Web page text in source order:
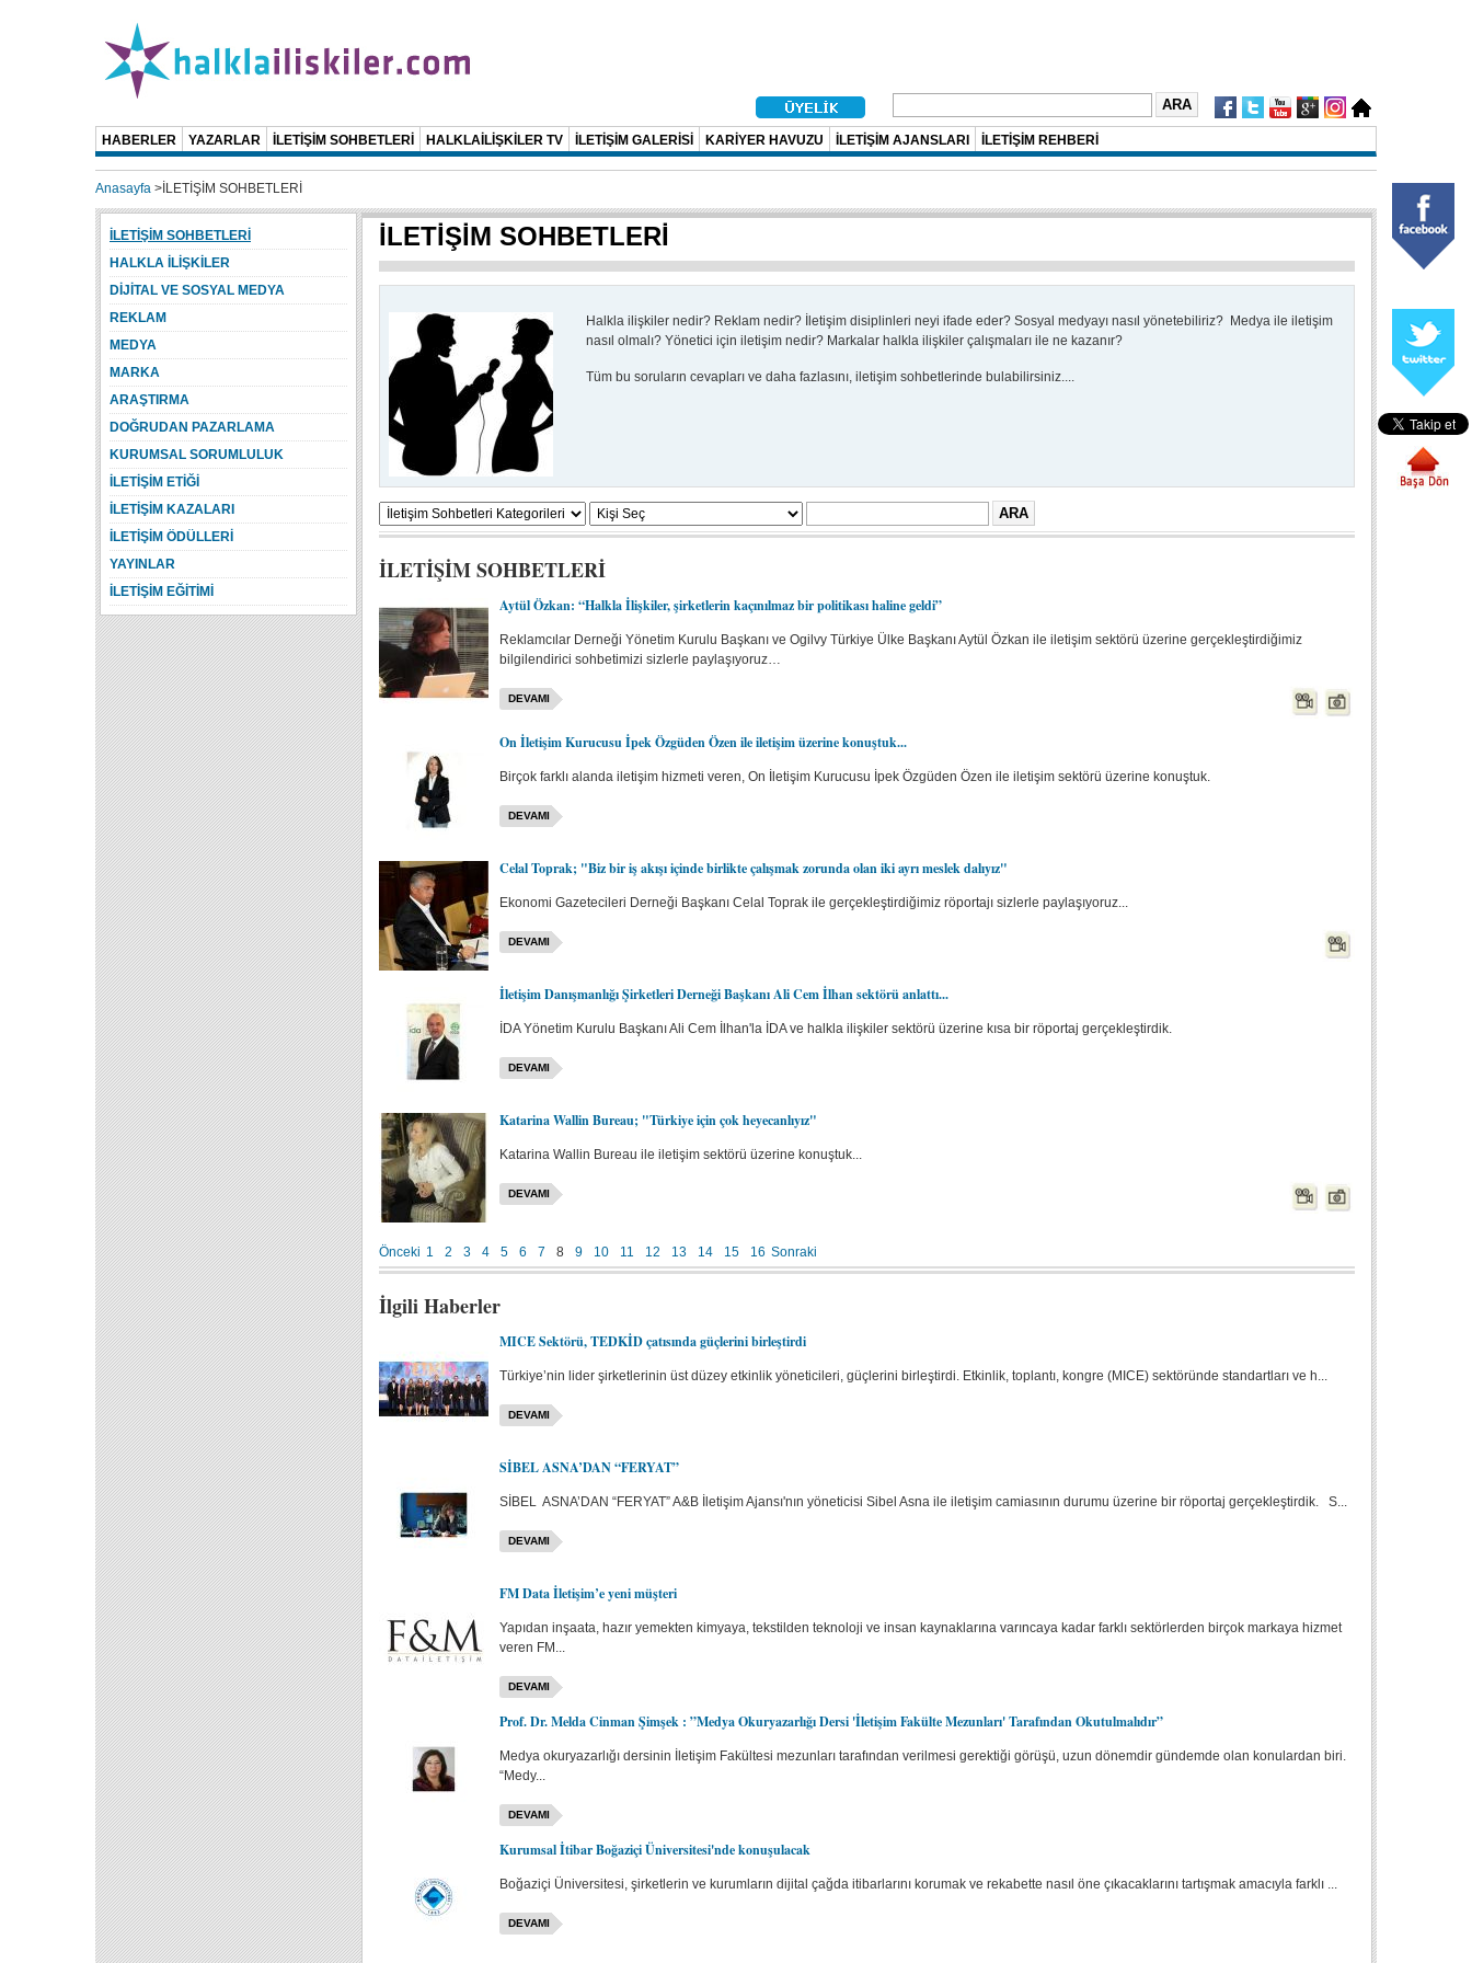
HABERLER YAZARLAR İLETİŞİM SOHBETLERİ HALKLAİLİŞKİLER TV İLETİŞİM GALERİSİ KARİYER HAVUZU İLETİŞİM AJANSLARI İLETİŞİM REHBERİ
Anasayfa > İLETİŞİM SOHBETLERİ
İLETİŞİM SOHBETLERİ
Halkla ilişkiler nedir? Reklam nedir? İletişim disiplinleri neyi ifade eder? Sosyal medyayı nasıl yönetebiliriz? Medya ile iletişim
nasıl olmalı? Yönetici için iletişim nedir? Markalar halkla ilişkiler çalışmaları ile ne kazanır?
Tüm bu soruların cevapları ve daha fazlasını, iletişim sohbetlerinde bulabilirsiniz....
İLETİŞİM SOHBETLERİ
Aytül Özkan: “Halkla İlişkiler, şirketlerin kaçınılmaz bir politikası haline geldi”
Reklamcılar Derneği Yönetim Kurulu Başkanı ve Ogilvy Türkiye Ülke Başkanı Aytül Özkan ile iletişim sektörü üzerine gerçekleştirdiğimiz
bilgilendirici sohbetimizi sizlerle paylaşıyoruz…
DEVAMI
On İletişim Kurucusu İpek Özgüden Özen ile iletişim üzerine konuştuk...
Birçok farklı alanda iletişim hizmeti veren, On İletişim Kurucusu İpek Özgüden Özen ile iletişim sektörü üzerine konuştuk.
DEVAMI
Celal Toprak; "Biz bir iş akışı içinde birlikte çalışmak zorunda olan iki ayrı meslek dalıyız"
Ekonomi Gazetecileri Derneği Başkanı Celal Toprak ile gerçekleştirdiğimiz röportajı sizlerle paylaşıyoruz...
DEVAMI
İletişim Danışmanlığı Şirketleri Derneği Başkanı Ali Cem İlhan sektörü anlattı...
İDA Yönetim Kurulu Başkanı Ali Cem İlhan'la İDA ve halkla ilişkiler sektörü üzerine kısa bir röportaj gerçekleştirdik.
DEVAMI
Katarina Wallin Bureau; "Türkiye için çok heyecanlıyız"
Katarina Wallin Bureau ile iletişim sektörü üzerine konuştuk...
DEVAMI
Önceki 1 2 3 4 5 6 7 8 9 10 11 12 13 14 15 16 Sonraki
İlgili Haberler
MICE Sektörü, TEDKİD çatısında güçlerini birleştirdi
Türkiye’nin lider şirketlerinin üst düzey etkinlik yöneticileri, güçlerini birleştirdi. Etkinlik, toplantı, kongre (MICE) sektöründe standartları ve h...
DEVAMI
SİBEL ASNA’DAN “FERYAT”
SİBEL ASNA’DAN “FERYAT” A&B İletişim Ajansı'nın yöneticisi Sibel Asna ile iletişim camiasının durumu üzerine bir röportaj gerçekleştirdik. S...
DEVAMI
FM Data İletişim’e yeni müşteri
Yapıdan inşaata, hazır yemekten kimyaya, tekstilden teknoloji ve insan kaynaklarına varıncaya kadar farklı sektörlerden birçok markaya hizmet
veren FM...
DEVAMI
Prof. Dr. Melda Cinman Şimşek : ”Medya Okuryazarlığı Dersi 'İletişim Fakülte Mezunları' Tarafından Okutulmalıdır”
Medya okuryazarlığı dersinin İletişim Fakültesi mezunları tarafından verilmesi gerektiği görüşü, uzun dönemdir gündemde olan konulardan biri.
“Medy...
DEVAMI
Kurumsal İtibar Boğaziçi Üniversitesi'nde konuşulacak
Boğaziçi Üniversitesi, şirketlerin ve kurumların dijital çağda itibarlarını korumak ve rekabette nasıl öne çıkacaklarını tartışmak amacıyla farklı ...
DEVAMI
İLETİŞİM SOHBETLERİ
HALKLA İLİŞKİLER
DİJİTAL VE SOSYAL MEDYA
REKLAM
MEDYA
MARKA
ARAŞTIRMA
DOĞRUDAN PAZARLAMA
KURUMSAL SORUMLULUK
İLETİŞİM ETİĞİ
İLETİŞİM KAZALARI
İLETİŞİM ÖDÜLLERİ
YAYINLAR
İLETİŞİM EĞİTİMİ